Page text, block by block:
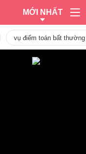
MỚI NHẤT
vụ điểm toán bất